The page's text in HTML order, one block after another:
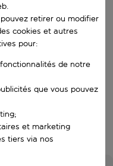
Lorsque les
retirer ou modifier
cookies et autres
pour:
de notre
que vous pouvez
et marketing
tiers via nos